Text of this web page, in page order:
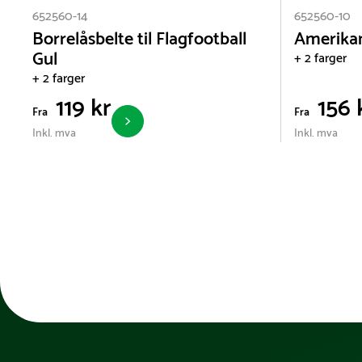
Trenger du hjelp for å komme godt i gang? Ta
652560-14
Borrelåsbelte til Flagfootball
Gul
+ 2 farger
Fra 119 kr
Inkl. mva
652560-10
+ 2 farger
Fra 156
Inkl. mva